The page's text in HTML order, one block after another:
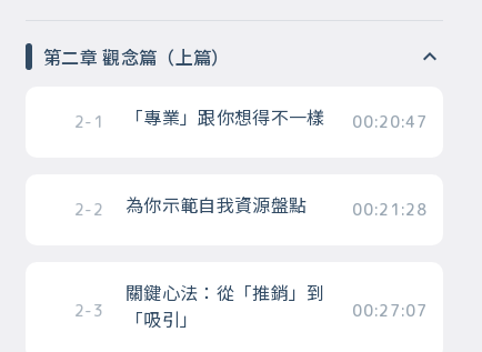
第二章 觀念篇（上篇）
2-1 「專業」跟你想得不一樣 00:20:47
2-2 為你示範自我資源盤點 00:21:28
2-3
關鍵心法：從「推銷」到
「吸引」
00:27:07